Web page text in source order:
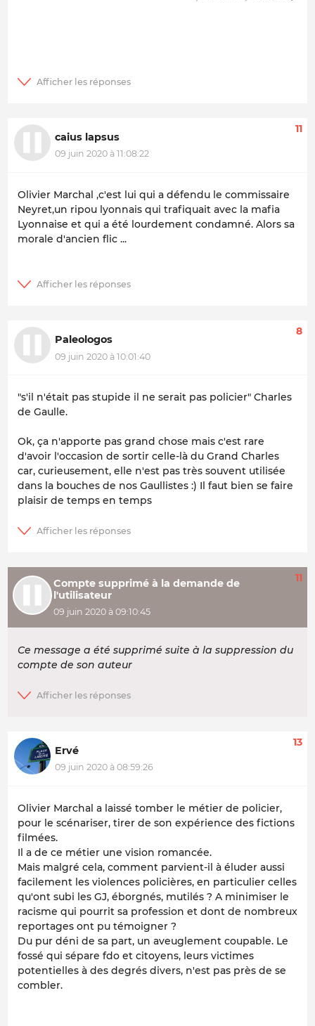
caius lapsus
09 juin 2020 à 11:08:22
11
Olivier Marchal ,c'est lui qui a défendu le commissaire
Neyret,un ripou lyonnais qui trafiquait avec la mafia
Lyonnaise et qui a été lourdement condamné. Alors sa
morale d'ancien flic ...
Paleologos
09 juin 2020 à 10:01:40
8
"s'il n'était pas stupide il ne serait pas policier" Charles
de Gaulle.
Ok, ça n'apporte pas grand chose mais c'est rare
d'avoir l'occasion de sortir celle-là du Grand Charles
car, curieusement, elle n'est pas très souvent utilisée
dans la bouches de nos Gaullistes :) Il faut bien se faire
plaisir de temps en temps
Compte supprimé à la demande de
l'utilisateur
09 juin 2020 à 09:10:45
11
Ce message a été supprimé suite à la suppression du
compte de son auteur
Ervé
09 juin 2020 à 08:59:26
13
Olivier Marchal a laissé tomber le métier de policier,
pour le scénariser, tirer de son expérience des fictions
filmées.
Il a de ce métier une vision romancée.
Mais malgré cela, comment parvient-il à éluder aussi
facilement les violences policières, en particulier celles
qu'ont subi les GJ, éborgnés, mutilés ? A minimiser le
racisme qui pourrit sa profession et dont de nombreux
reportages ont pu témoigner ?
Du pur déni de sa part, un aveuglement coupable. Le
fossé qui sépare fdo et citoyens, leurs victimes
potentielles à des degrés divers, n'est pas près de se
combler.